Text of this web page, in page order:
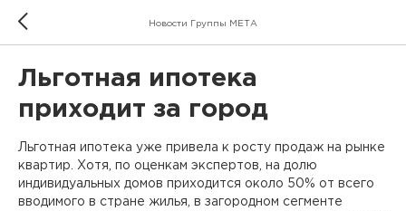
Новости Группы МЕТА
Льготная ипотека
приходит за город
Льготная ипотека уже привела к росту продаж на рынке
квартир. Хотя, по оценкам экспертов, на долю
индивидуальных домов приходится около 50% от всего
вводимого в стране жилья, в загородном сегменте